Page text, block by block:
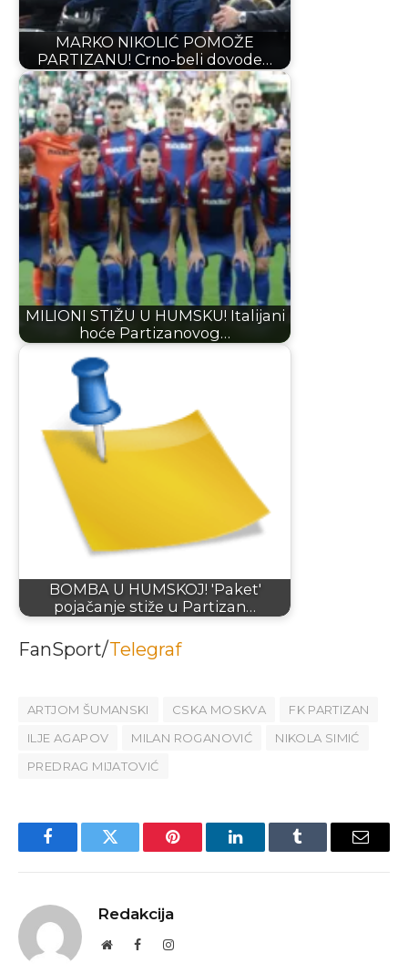
MARKO NIKOLIĆ POMOŽE
PARTIZANU! Crno-beli dovode…
MILIONI STIŽU U HUMSKU! Italijani
hoće Partizanovog…
BOMBA U HUMSKOJ! 'Paket'
pojačanje stiže u Partizan…
FanSport/Telegraf
ARTJOM ŠUMANSKI CSKA MOSKVA
FK PARTIZAN
ILJE AGAPOV
MILAN ROGANOVIĆ
NIKOLA SIMIĆ
PREDRAG MIJATOVIĆ
FacebookTwitter Pinterest LinkedInTumblr Email
Redakcija
WebsiteFacebookInstagram